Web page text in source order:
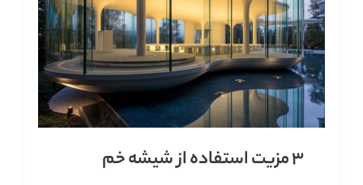
3 مزیت استفاده از شیشه خم